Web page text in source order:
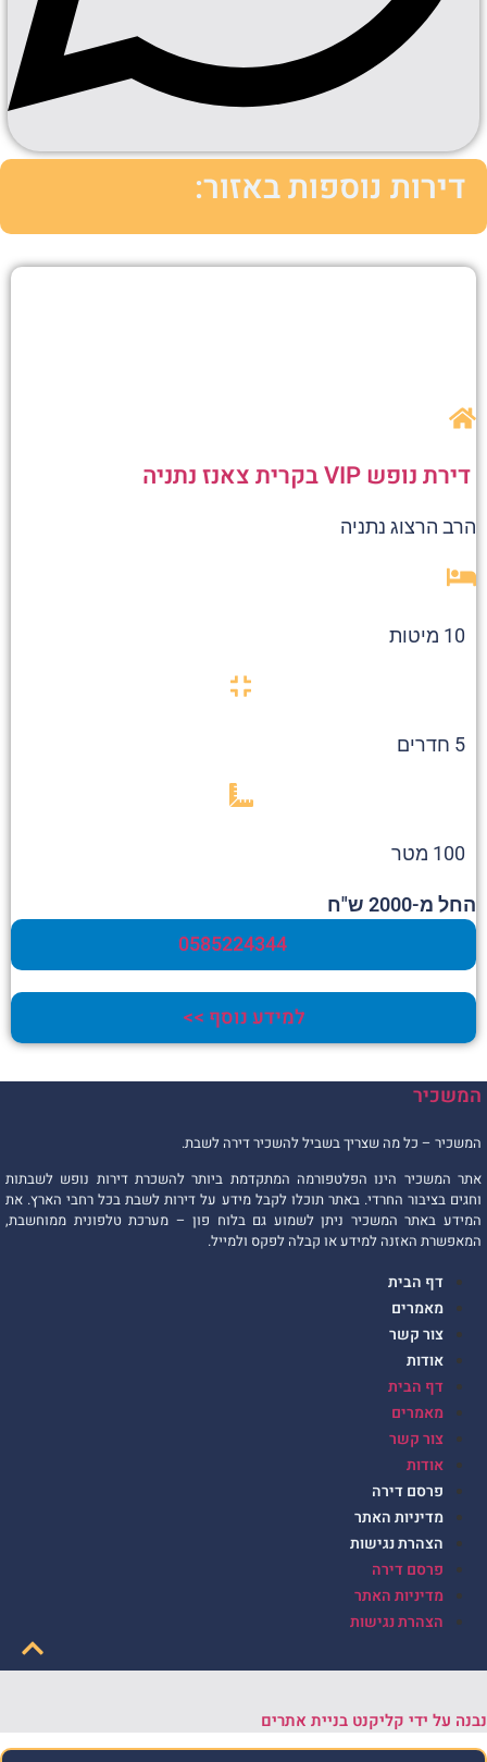
דירות נוספות באזור:
דירת נופש VIP בקרית צאנז נתניה
הרב הרצוג נתניה
10 מיטות
5 חדרים
100 מטר
החל מ-2000 ש"ח
0585224344
למידע נוסף >>
המשכיר
המשכיר – כל מה שצריך בשביל להשכיר דירה לשבת.
אתר המשכיר הינו הפלטפורמה המתקדמת ביותר להשכרת דירות נופש לשבתות
וחגים בציבור החרדי. באתר תוכלו לקבל מידע על דירות לשבת בכל רחבי הארץ. את
המידע באתר המשכיר ניתן לשמוע גם בלוח פון – מערכת טלפונית ממוחשבת,
המאפשרת האזנה למידע או קבלה לפקס ולמייל.
דף הבית
מאמרים
צור קשר
אודות
דף הבית
מאמרים
צור קשר
אודות
פרסם דירה
מדיניות האתר
הצהרת נגישות
פרסם דירה
מדיניות האתר
הצהרת נגישות
נבנה על ידי קליקנט בניית אתרים